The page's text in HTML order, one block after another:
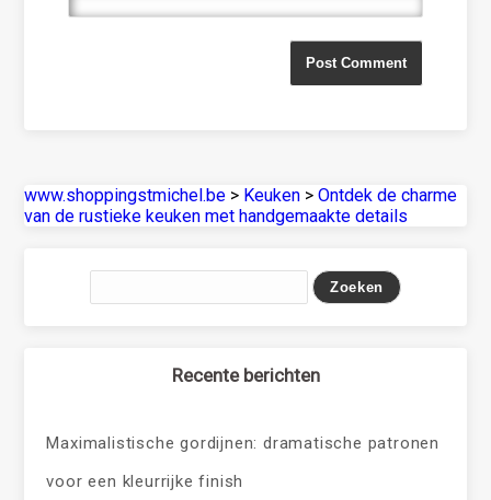
www.shoppingstmichel.be > Keuken >Ontdek de charme
van de rustieke keuken met handgemaakte details
Recente berichten
Maximalistische gordijnen: dramatische patronen
voor een kleurrijke finish